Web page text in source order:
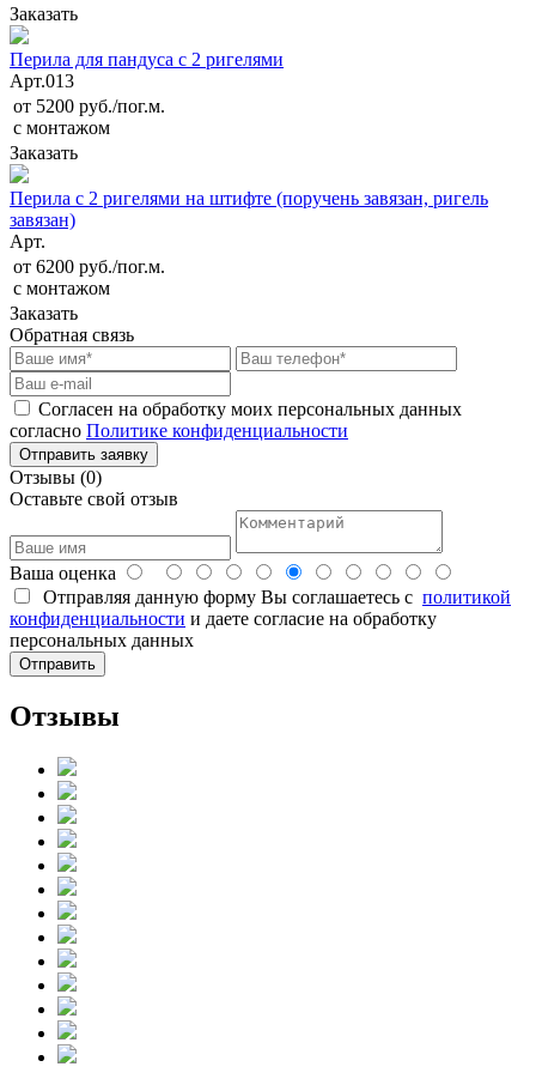
Заказать
Перила для пандуса с 2 ригелями
Арт.013
от 5200 руб./пог.м.
с монтажом
Заказать
Перила с 2 ригелями на штифте (поручень завязан, ригель
завязан)
Арт.
от 6200 руб./пог.м.
с монтажом
Заказать
Обратная связь
Согласен на обработку моих персональных данных
согласно Политике конфиденциальности
Отзывы (0)
Оставьте свой отзыв
Ваша оценка
Отправляя данную форму Вы соглашаетесь с политикой
конфиденциальности и даете согласие на обработку
персональных данных
Отзывы